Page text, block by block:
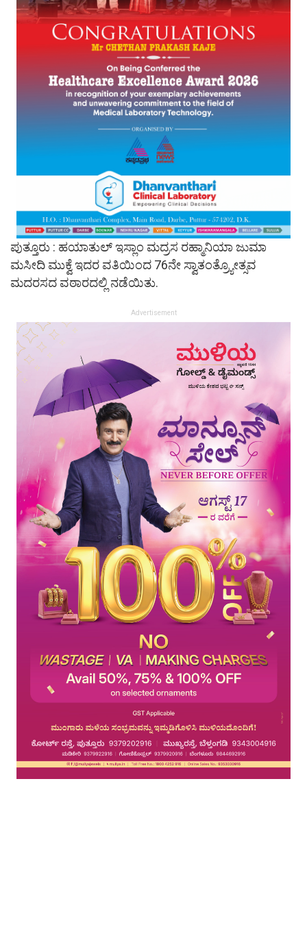
ಪುತ್ತೂರು : ಹಯಾತುಲ್ ಇಸ್ಲಾಂ ಮದ್ರಸ ರಹ್ಮಾನಿಯಾ ಜುಮಾ
ಮಸೀದಿ ಮುಕ್ವೆ ಇದರ ವತಿಯಿಂದ 76ನೇ ಸ್ವಾತಂತ್ರ್ಯೋತ್ಸವ
ಮದರಸದ ವಠಾರದಲ್ಲಿ ನಡೆಯಿತು.
Advertisement